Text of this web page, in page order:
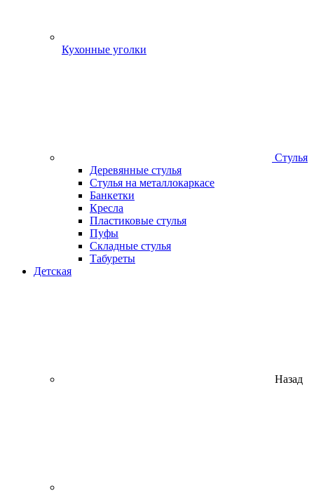
Кухонные уголки
Стулья
Деревянные стулья
Стулья на металлокаркасе
Банкетки
Кресла
Пластиковые стулья
Пуфы
Складные стулья
Табуреты
Детская
Назад